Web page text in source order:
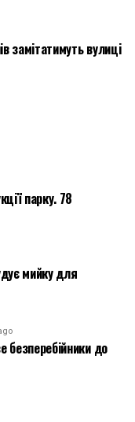
замітатимуть вулиці
парку. 78
мийку для
безперебійники до